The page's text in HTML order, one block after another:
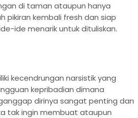
di taman ataupun hanya
pikiran kembali fresh dan siap
ide menarik untuk dituliskan.
kecendrungan narsistik yang
kepribadian dimana
dirinya sangat penting dan
tak ingin membuat ataupun